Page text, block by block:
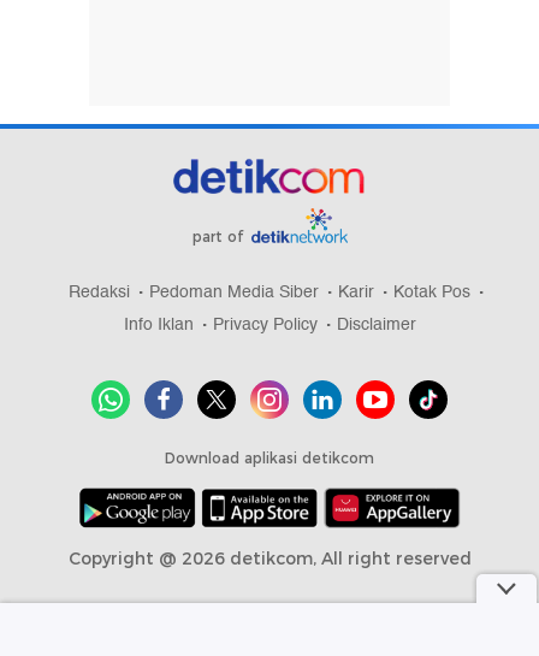
part of
Redaksi Pedoman Media Siber Karir
Kotak Pos
Info Iklan
Privacy Policy Disclaimer
Download aplikasi detikcom
Copyright @ 2026 detikcom, All right reserved